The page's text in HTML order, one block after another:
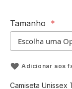
Tamanho
Adicionar aos
Camiseta Unissex